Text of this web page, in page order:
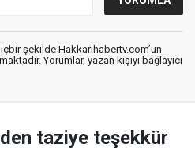
şekilde Hakkarihabertv.com’un
Yorumlar, yazan kişiyi bağlayıcı
taziye teşekkür